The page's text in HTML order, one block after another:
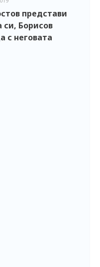
представи
си, Борисов
с неговата